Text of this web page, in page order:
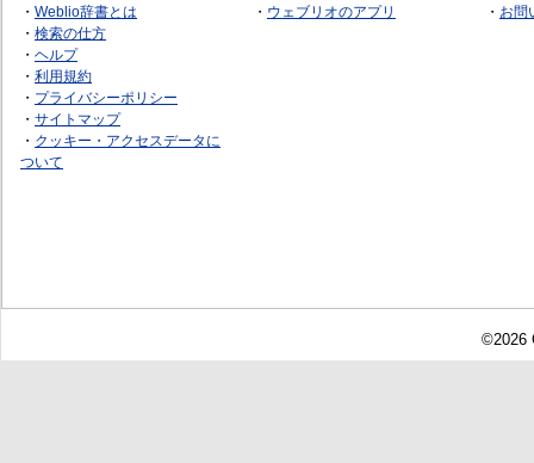
・ Weblio辞書とは
・ 検索の仕方
・ ヘルプ
・ 利用規約
・ プライバシーポリシー
・ サイトマップ
・ クッキー・アクセスデータに
ついて
・ ウェブリオのアプリ
・ お問
©2026